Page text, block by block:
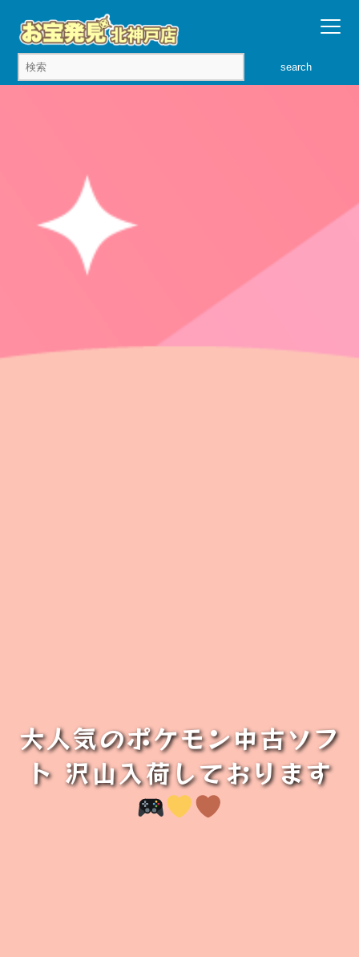
search
大人気のポケモン中古ソフ
ト 沢山入荷しております